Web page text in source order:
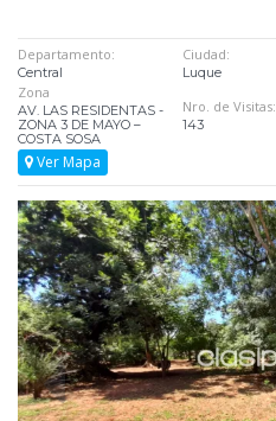
Departamento:
Central
Ciudad:
Luque
Zona
AV. LAS RESIDENTAS -
ZONA 3 DE MAYO –
COSTA SOSA
Nro. de Visitas:
143
Ver Mapa